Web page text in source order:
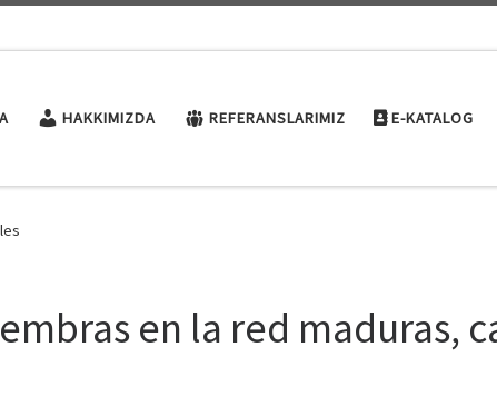
HAKKIMIZDA REFERANSLARIMIZ E-KATALOG
en la red maduras,